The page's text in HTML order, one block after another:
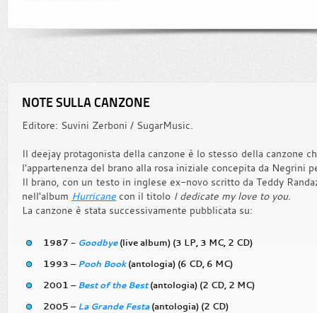
NOTE SULLA CANZONE
Editore: Suvini Zerboni / SugarMusic.
Il deejay protagonista della canzone è lo stesso della canzone
l'appartenenza del brano alla rosa iniziale concepita da Negrini
Il brano, con un testo in inglese ex-novo scritto da Teddy
nell'album Hurricane con il titolo I dedicate my love to you.
La canzone è stata successivamente pubblicata su:
1987 - Goodbye(live album) (3 LP, 3 MC, 2 CD)
1993 – Pooh Book(antologia) (6 CD, 6 MC)
2001 – Best of the Best(antologia) (2 CD, 2 MC)
2005 – La Grande Festa(antologia) (2 CD)